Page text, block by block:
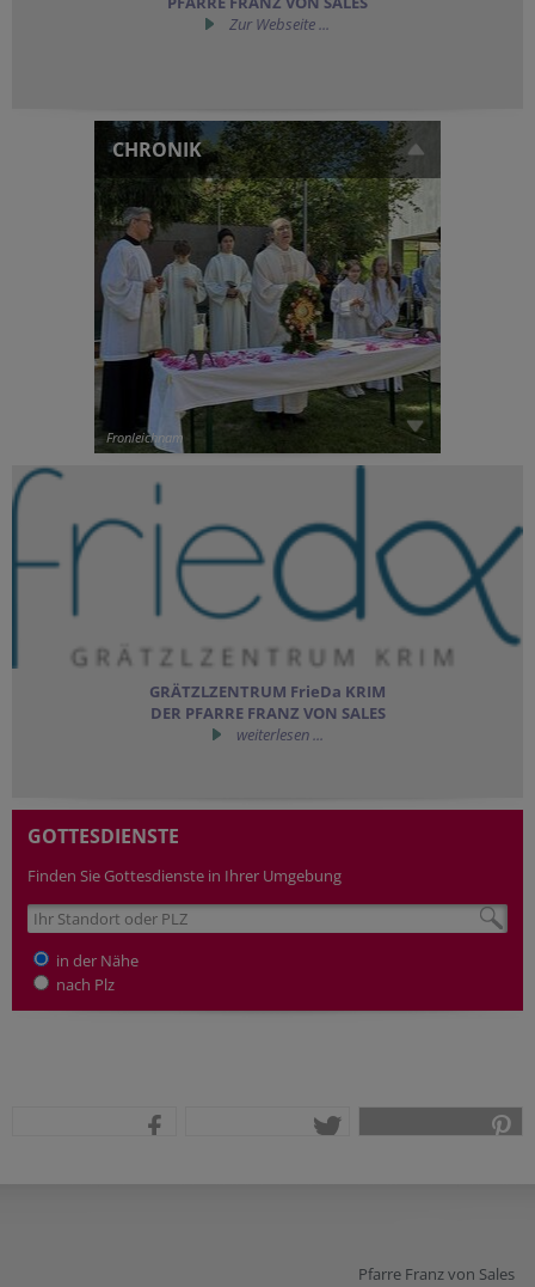
Zur Webseite ...
CHRONIK
Fronleichnam
GRÄTZLZENTRUM FrieDa KRIM
DER PFARRE FRANZ VON SALES
weiterlesen ...
GOTTESDIENSTE
Finden Sie Gottesdienste in Ihrer Umgebung
in der Nähe
nach Plz
Pfarre Franz von Sales